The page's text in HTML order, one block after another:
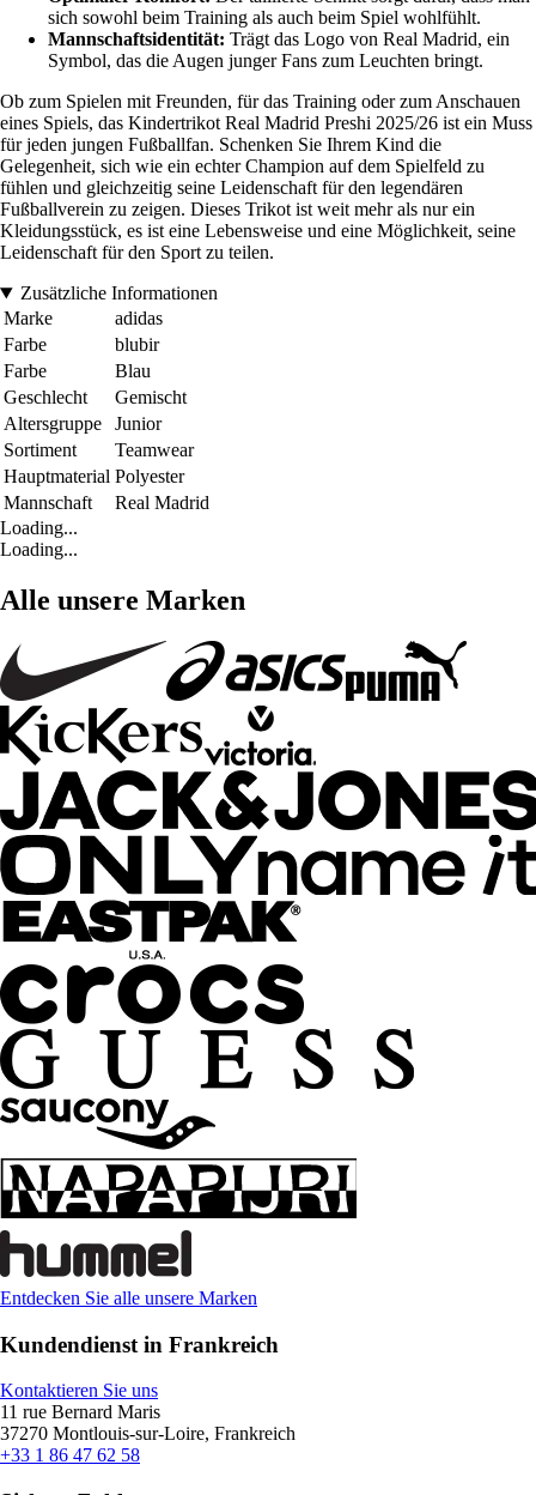
sich sowohl beim Training als auch beim Spiel wohlfühlt.
Mannschaftsidentität: Trägt das Logo von Real Madrid, ein
Symbol, das die Augen junger Fans zum Leuchten bringt.
Ob zum Spielen mit Freunden, für das Training oder zum Anschauen
eines Spiels, das Kindertrikot Real Madrid Preshi 2025/26 ist ein Muss
für jeden jungen Fußballfan. Schenken Sie Ihrem Kind die
Gelegenheit, sich wie ein echter Champion auf dem Spielfeld zu
fühlen und gleichzeitig seine Leidenschaft für den legendären
Fußballverein zu zeigen. Dieses Trikot ist weit mehr als nur ein
Kleidungsstück, es ist eine Lebensweise und eine Möglichkeit, seine
Leidenschaft für den Sport zu teilen.
Zusätzliche Informationen
Marke
adidas
Farbe
blubir
Farbe
Blau
Geschlecht
Gemischt
Altersgruppe
Junior
Sortiment
Teamwear
Hauptmaterial Polyester
Mannschaft
Real Madrid
Loading...
Loading...
Alle unsere Marken
Entdecken Sie alle unsere Marken
Kundendienst in Frankreich
Kontaktieren Sie uns
11 rue Bernard Maris
37270 Montlouis-sur-Loire, Frankreich
+33 1 86 47 62 58